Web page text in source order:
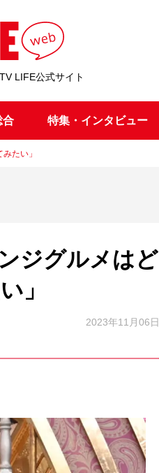
LIFE公式サイト
合 特集・インタビュー
たい」
ジグルメはど
」
2023年11月06日